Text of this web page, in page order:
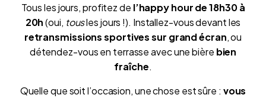
Tous les jours, profitez de l’happy hour de 18h30 à
20h(oui, tousles jours !). Installez-vous devant les
retransmissions sportives sur grand écran, ou
détendez-vous en terrasse avec une bière bien
fraîche.
Quelle que soit l’occasion, une chose est sûre : vous